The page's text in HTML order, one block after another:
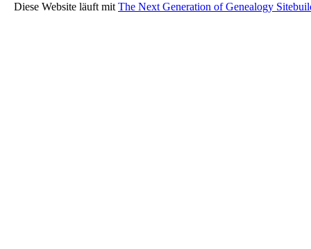
Diese Website läuft mit The Next Generation of Genealogy